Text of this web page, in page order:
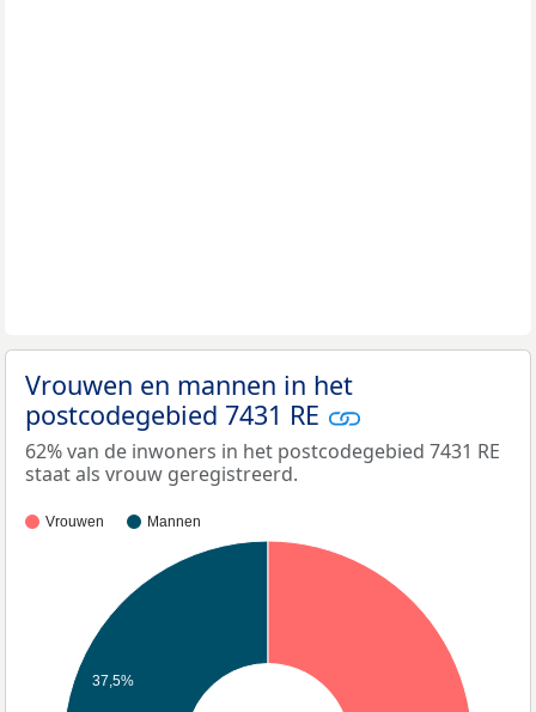
Vrouwen en mannen in het
postcodegebied 7431 RE
62% van de inwoners in het postcodegebied 7431 RE
staat als vrouw geregistreerd.
Vrouwen Mannen
37,5%